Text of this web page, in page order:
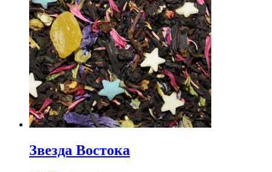
Звезда Востока